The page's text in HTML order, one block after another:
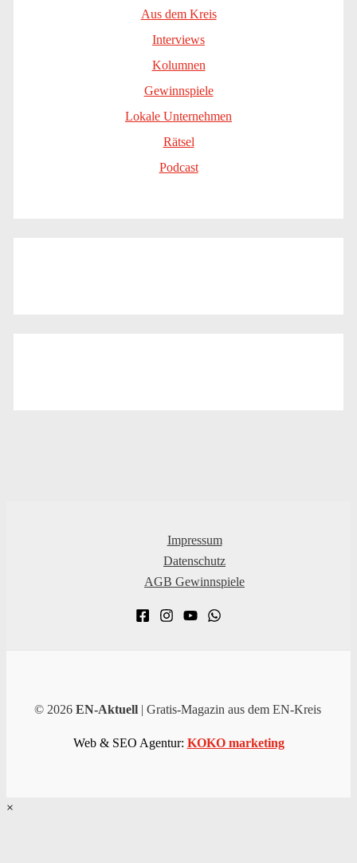
Aus dem Kreis
Interviews
Kolumnen
Gewinnspiele
Lokale Unternehmen
Rätsel
Podcast
Impressum
Datenschutz
AGB Gewinnspiele
© 2026 EN-Aktuell | Gratis-Magazin aus dem EN-Kreis
Web & SEO Agentur: KOKO marketing
×